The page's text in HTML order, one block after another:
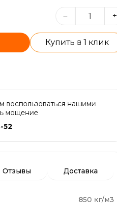
– +
Купить в 1 клик
воспользоваться нашими
мощение
52
Отзывы Доставка
850 кг/м3